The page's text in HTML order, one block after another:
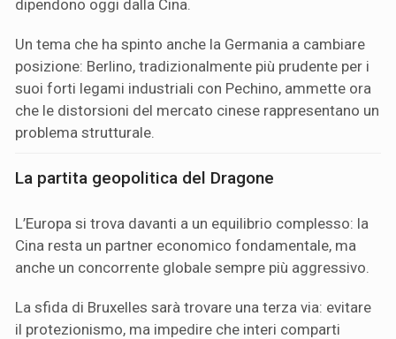
dipendono oggi dalla Cina.
Un tema che ha spinto anche la Germania a cambiare
posizione: Berlino, tradizionalmente più prudente per i
suoi forti legami industriali con Pechino, ammette ora
che le distorsioni del mercato cinese rappresentano un
problema strutturale.
La partita geopolitica del Dragone
L’Europa si trova davanti a un equilibrio complesso: la
Cina resta un partner economico fondamentale, ma
anche un concorrente globale sempre più aggressivo.
La sfida di Bruxelles sarà trovare una terza via: evitare
il protezionismo, ma impedire che interi comparti